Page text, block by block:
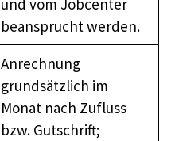
beansprucht werden.
Anrechnung
grundsätzlich im
Monat nach Zufluss
bzw. Gutschrift;